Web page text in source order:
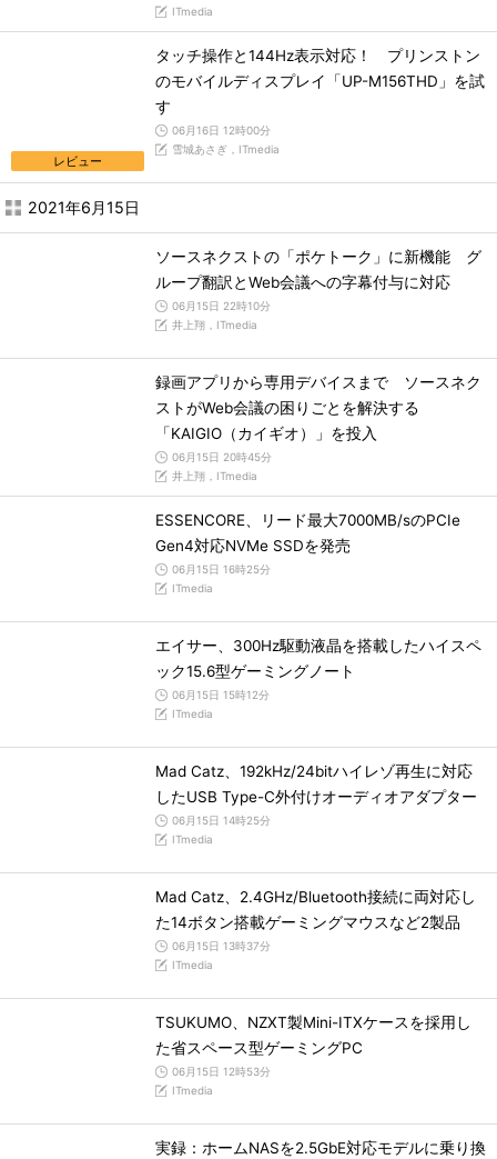
ITmedia
レビュー
タッチ操作と144Hz表示対応！ プリンストン
のモバイルディスプレイ「UP-M156THD」を試
す
06月16日 12時00分
雪城あさぎ，ITmedia
2021年6月15日
ソースネクストの「ポケトーク」に新機能 グ
ループ翻訳とWeb会議への字幕付与に対応
06月15日 22時10分
井上翔，ITmedia
録画アプリから専用デバイスまで ソースネク
ストがWeb会議の困りごとを解決する
「KAIGIO（カイギオ）」を投入
06月15日 20時45分
井上翔，ITmedia
ESSENCORE、リード最大7000MB/sのPCIe
Gen4対応NVMe SSDを発売
06月15日 16時25分
ITmedia
エイサー、300Hz駆動液晶を搭載したハイスペ
ック15.6型ゲーミングノート
06月15日 15時12分
ITmedia
Mad Catz、192kHz/24bitハイレゾ再生に対応
したUSB Type-C外付けオーディオアダプター
06月15日 14時25分
ITmedia
Mad Catz、2.4GHz/Bluetooth接続に両対応し
た14ボタン搭載ゲーミングマウスなど2製品
06月15日 13時37分
ITmedia
TSUKUMO、NZXT製Mini-ITXケースを採用し
た省スペース型ゲーミングPC
06月15日 12時53分
ITmedia
実録：ホームNASを2.5GbE対応モデルに乗り換